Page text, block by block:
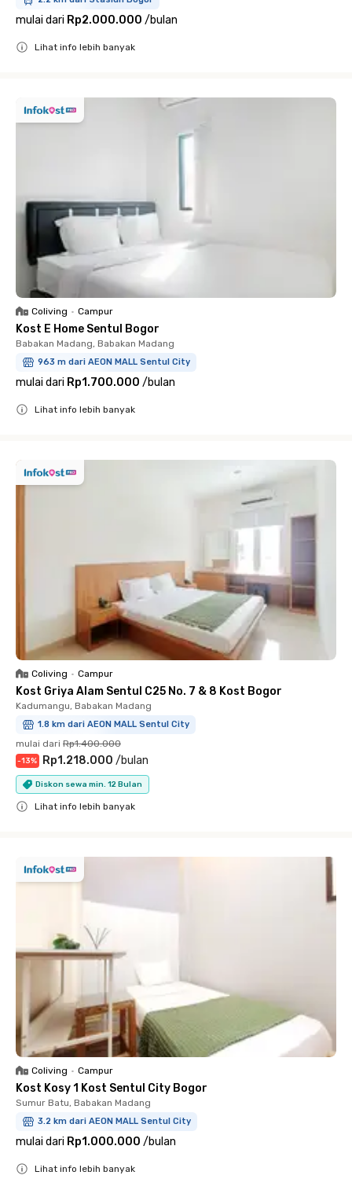
mulai dari Rp2.000.000 /bulan
Lihat info lebih banyak
Coliving • Campur
Kost E Home Sentul Bogor
Babakan Madang, Babakan Madang
963 m dari AEON MALL Sentul City
mulai dari Rp1.700.000 /bulan
Lihat info lebih banyak
Coliving • Campur
Kost Griya Alam Sentul C25 No. 7 & 8 Kost Bogor
Kadumangu, Babakan Madang
1.8 km dari AEON MALL Sentul City
mulai dari Rp1.400.000
-13% Rp1.218.000 /bulan
Diskon sewa min. 12 Bulan
Lihat info lebih banyak
Coliving • Campur
Kost Kosy 1 Kost Sentul City Bogor
Sumur Batu, Babakan Madang
3.2 km dari AEON MALL Sentul City
mulai dari Rp1.000.000 /bulan
Lihat info lebih banyak